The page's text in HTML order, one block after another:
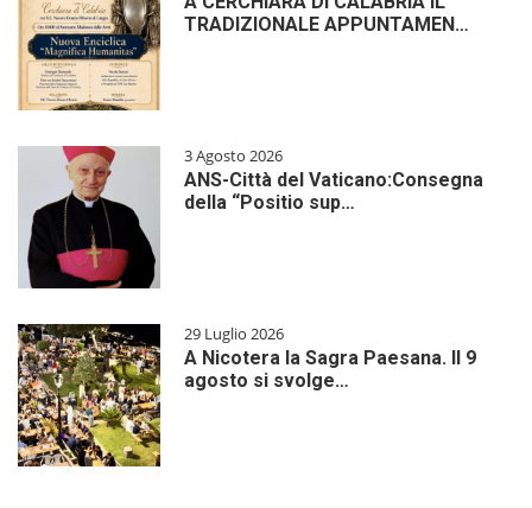
TRADIZIONALE APPUNTAMEN…
3 Agosto 2026
ANS-Città del Vaticano:Consegna
della “Positio sup…
29 Luglio 2026
A Nicotera la Sagra Paesana. Il 9
agosto si svolge…